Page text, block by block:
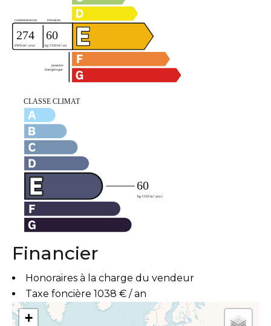
Financier
Honoraires à la charge du vendeur
Taxe foncière 1038 € / an
+